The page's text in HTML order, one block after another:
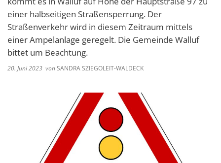
einer halbseitigen Straßensperrung. Der
Straßenverkehr wird in diesem Zeitraum mittels
einer Ampelanlage geregelt. Die Gemeinde Walluf
bittet um Beachtung.
20. Juni 2023 vonSANDRA SZIEGOLEIT-WALDECK